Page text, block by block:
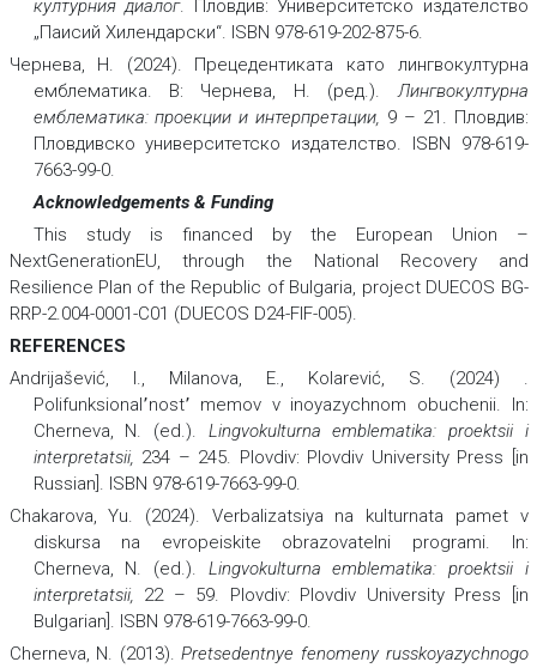
културния диалог. Пловдив: Университетско издателство
„Паисий Хилендарски“. ISBN 978-619-202-875-6.
Чернева, Н. (2024). Прецедентиката като лингвокултурна
емблематика. В: Чернева, Н. (ред.).Лингвокултурна
емблематика: проекции и интерпретации, 9 – 21. Пловдив:
Пловдивско университетско издателство. ISBN 978-619-
7663-99-0.
Acknowledgements & Funding
This study is financed by the European Union –
NextGenerationEU, through the National Recovery and
Resilience Plan of the Republic of Bulgaria, project DUECOS BG-
RRP-2.004-0001-C01 (DUECOS D24-FIF-005).
REFERENCES
Andrijašević, I., Milanova, E., Kolarević, S. (2024) .
Polifunksional՚nost՚ memov v inoyazychnom obuchenii. In:
Cherneva, N. (ed.). Lingvokulturna emblematika: proektsii i
interpretatsii, 234 – 245. Plovdiv: Plovdiv University Press [in
Russian]. ISBN 978-619-7663-99-0.
Chakarova, Yu. (2024). Verbalizatsiya na kulturnata pamet v
diskursa na evropeiskite obrazovatelni programi. In:
Cherneva, N. (ed.). Lingvokulturna emblematika: proektsii i
interpretatsii, 22 – 59. Plovdiv: Plovdiv University Press [in
Bulgarian]. ISBN 978-619-7663-99-0.
Cherneva, N. (2013).Pretsedentnye fenomeny russkoyazychnogo